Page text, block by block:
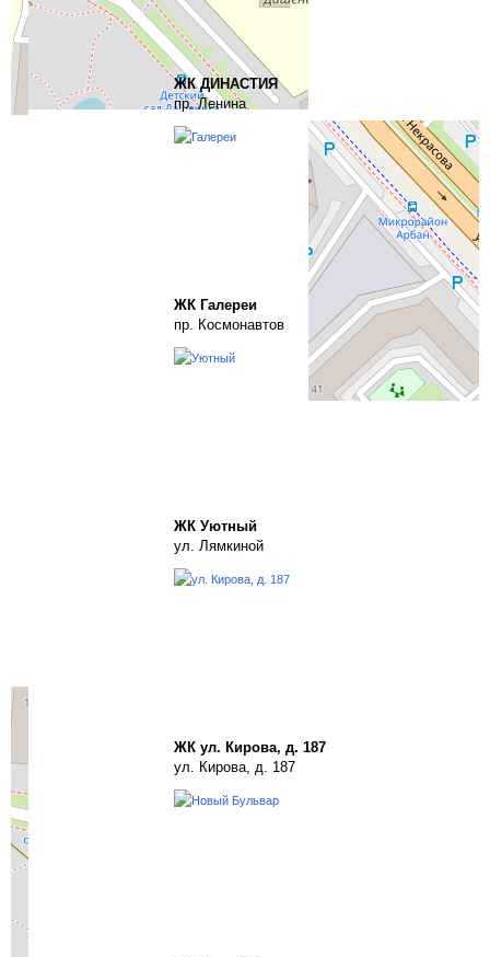
ЖК ДИНАСТИЯ
пр. Ленина
ЖК Галереи
пр. Космонавтов
ЖК Уютный
ул. Лямкиной
ЖК ул. Кирова, д. 187
ул. Кирова, д. 187